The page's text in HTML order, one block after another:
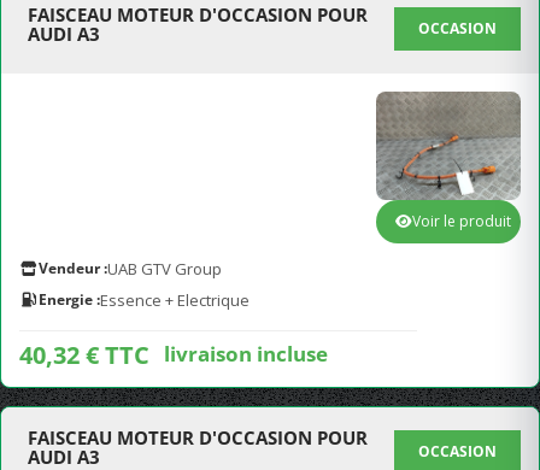
FAISCEAU MOTEUR D'OCCASION POUR
AUDI A3
OCCASION
Vendeur :UAB GTV Group
Energie :Essence + Electrique
40,32 € TTC livraison incluse
Voir le produit
FAISCEAU MOTEUR D'OCCASION POUR
AUDI A3
OCCASION